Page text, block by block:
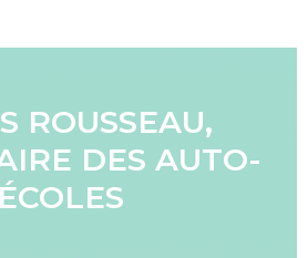
ROUSSEAU,
DES AUTO-
ÉCOLES